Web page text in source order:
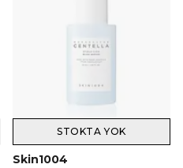
STOKTA YOK
Skin1004